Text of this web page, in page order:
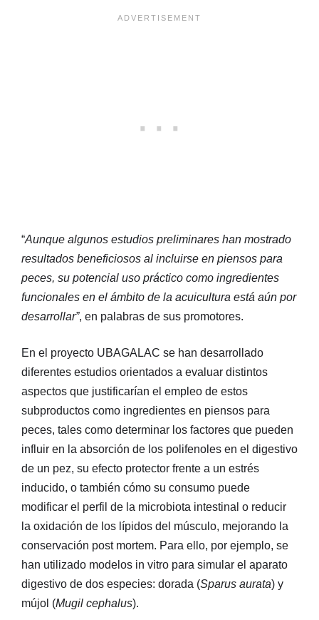
“Aunque algunos estudios preliminares han mostrado
resultados beneficiosos al incluirse en piensos para
peces, su potencial uso práctico como ingredientes
funcionales en el ámbito de la acuicultura está aún por
desarrollar”, en palabras de sus promotores.
En el proyecto UBAGALAC se han desarrollado
diferentes estudios orientados a evaluar distintos
aspectos que justificarían el empleo de estos
subproductos como ingredientes en piensos para
peces, tales como determinar los factores que pueden
influir en la absorción de los polifenoles en el digestivo
de un pez, su efecto protector frente a un estrés
inducido, o también cómo su consumo puede
modificar el perfil de la microbiota intestinal o reducir
la oxidación de los lípidos del músculo, mejorando la
conservación post mortem. Para ello, por ejemplo, se
han utilizado modelos in vitro para simular el aparato
digestivo de dos especies: dorada (Sparus aurata) y
mújol (Mugil cephalus).